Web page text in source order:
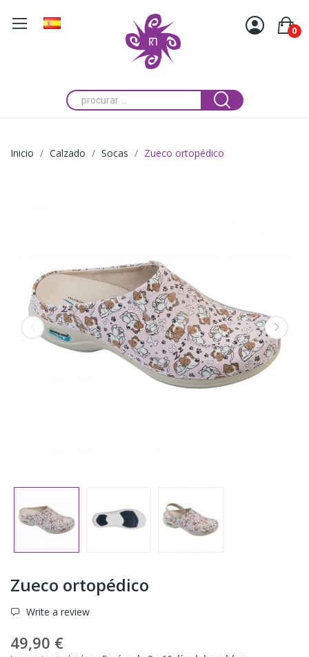
0
Inicio Calzado Socas Zueco ortopédico
Zueco ortopédico
Write a review
49,90 €